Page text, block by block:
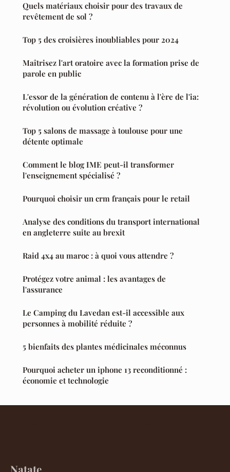
Quels matériaux choisir pour des travaux de
revêtement de sol ?
Top 5 des croisières inoubliables pour 2024
Maîtrisez l'art oratoire avec la formation prise de
parole en public
L'essor de la génération de contenu à l'ère de l'ia:
révolution ou évolution créative ?
Top 5 salons de massage à toulouse pour une
détente optimale
Comment le blog IME peut-il transformer
l'enseignement spécialisé ?
Pourquoi choisir un crm français pour le retail
Analyse des conditions du transport international
en angleterre suite au brexit
Raid 4x4 au maroc : à quoi vous attendre ?
Protégez votre animal : les avantages de
l'assurance
Le Camping du Lavedan est-il accessible aux
personnes à mobilité réduite ?
5 bienfaits des plantes médicinales méconnus
Pourquoi acheter un iphone 13 reconditionné :
économie et technologie
Natate